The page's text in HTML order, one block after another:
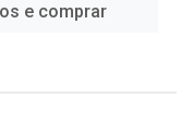
e comprar